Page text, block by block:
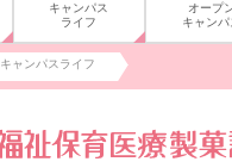
キャンパス
ライフ
オープ
キャンパ
キャンパスライフ